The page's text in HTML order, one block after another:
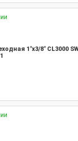
1"х3/8" CL3000